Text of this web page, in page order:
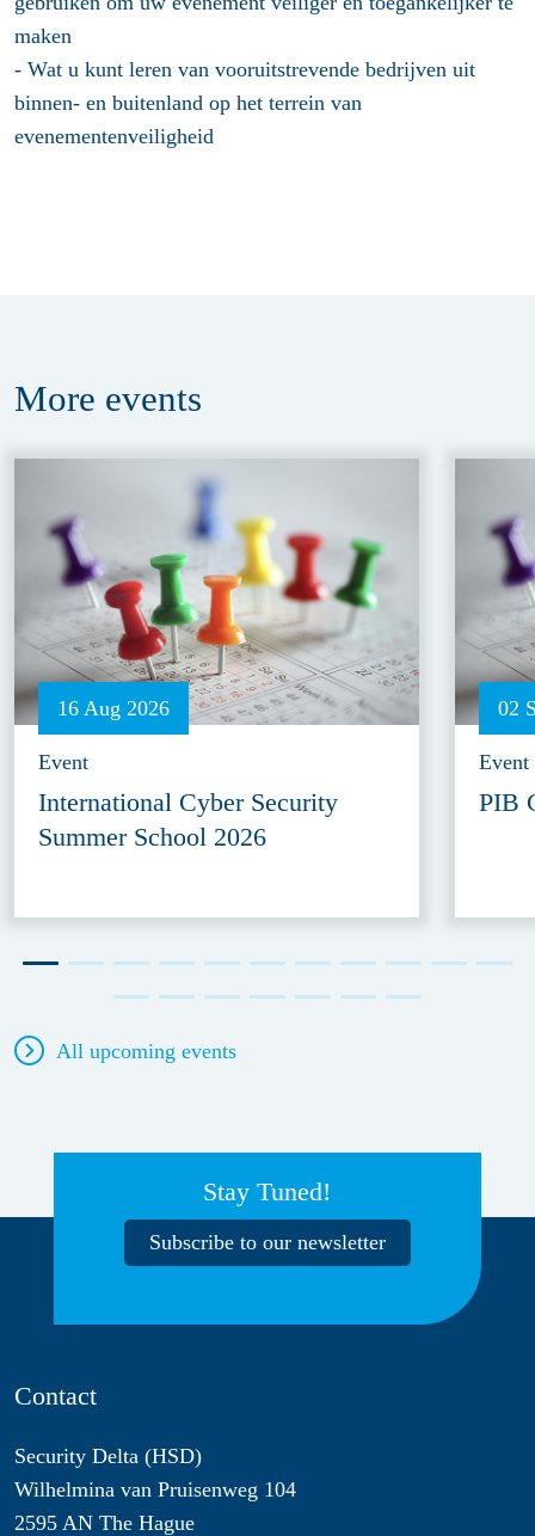
maken
- Wat u kunt leren van vooruitstrevende bedrijven uit
binnen- en buitenland op het terrein van
evenementenveiligheid
More events
16 Aug 2026
Event
International Cyber Security
Summer School 2026
02
Event
PIB
All upcoming events
Stay Tuned!
Subscribe to our newsletter
Contact
Security Delta (HSD)
Wilhelmina van Pruisenweg 104
2595 AN The Hague